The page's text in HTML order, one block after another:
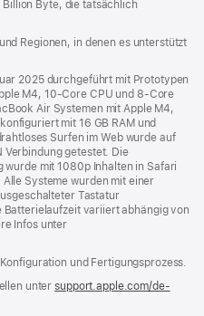
Billion Byte, die tatsächlich
Regionen, in denen es unterstützt
2025 durchgeführt mit Prototypen
M4, 10‑Core CPU und 8‑Core
Air Systemen mit Apple M4,
mit 16 GB RAM und
Surfen im Web wurde auf
Verbindung getestet. Die
mit 1080p Inhalten in Safari
Systeme wurden mit einer
Tastatur
variiert abhängig von
Infos unter
und Fertigungsprozess.
untersupport.apple.com/de-